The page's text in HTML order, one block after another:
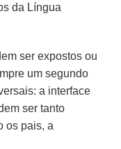
da Língua
ser expostos ou
um segundo
a interface
ser tanto
os pais, a